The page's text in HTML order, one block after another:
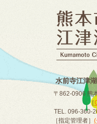
水前寺江津
〒862-0906 熊
［
TEL. 096-360-
［指定管理者］ (